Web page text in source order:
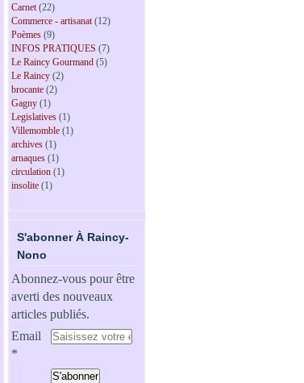
Carnet(22)
Commerce - artisanat(12)
Poèmes (9)
INFOS PRATIQUES (7)
Le Raincy Gourmand (5)
Le Raincy (2)
brocante (2)
Gagny (1)
Legislatives (1)
Villemomble (1)
archives (1)
arnaques (1)
circulation (1)
insolite (1)
S'abonner À Raincy-
Nono
Abonnez-vous pour être
averti des nouveaux
articles publiés.
Email